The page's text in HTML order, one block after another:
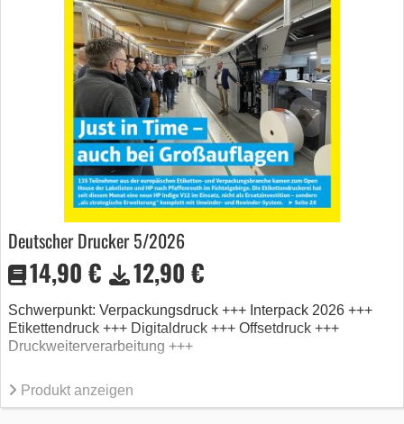
Deutscher Drucker 5/2026
14,90 € 12,90 €
Schwerpunkt: Verpackungsdruck +++ Interpack 2026 +++
Etikettendruck +++ Digitaldruck +++ Offsetdruck +++
Druckweiterverarbeitung +++
Produkt anzeigen